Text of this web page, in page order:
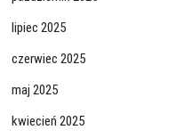
lipiec 2025
czerwiec 2025
maj 2025
kwiecień 2025